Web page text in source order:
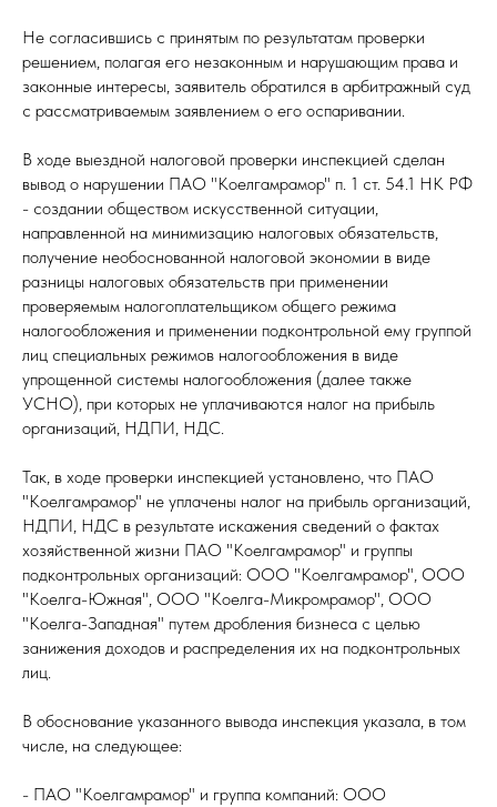
Не согласившись с принятым по результатам проверки
решением, полагая его незаконным и нарушающим права и
законные интересы, заявитель обратился в арбитражный суд
с рассматриваемым заявлением о его оспаривании.
В ходе выездной налоговой проверки инспекцией сделан
вывод о нарушении ПАО "Коелгамрамор" п. 1 ст. 54.1 НК РФ
- создании обществом искусственной ситуации,
направленной на минимизацию налоговых обязательств,
получение необоснованной налоговой экономии в виде
разницы налоговых обязательств при применении
проверяемым налогоплательщиком общего режима
налогообложения и применении подконтрольной ему группой
лиц специальных режимов налогообложения в виде
упрощенной системы налогообложения (далее также
УСНО), при которых не уплачиваются налог на прибыль
организаций, НДПИ, НДС.
Так, в ходе проверки инспекцией установлено, что ПАО
"Коелгамрамор" не уплачены налог на прибыль организаций,
НДПИ, НДС в результате искажения сведений о фактах
хозяйственной жизни ПАО "Коелгамрамор" и группы
подконтрольных организаций: ООО "Коелгамрамор", ООО
"Коелга-Южная", ООО "Коелга-Микромрамор", ООО
"Коелга-Западная" путем дробления бизнеса с целью
занижения доходов и распределения их на подконтрольных
лиц.
В обоснование указанного вывода инспекция указала, в том
числе, на следующее:
- ПАО "Коелгамрамор" и группа компаний: ООО